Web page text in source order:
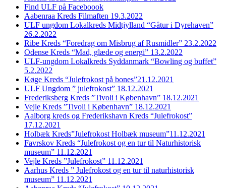
Find ULF på Faceboook
Aabenraa Kreds Filmaften 19.3.2022
ULF ungdom Lokalkreds Midtjylland “Gåtur i Dyrehaven”
26.2.2022
Ribe Kreds “Foredrag om Misbrug af Rusmidler” 23.2.2022
Odense Kreds “Mad, glæde og energi” 13.2.2022
ULF-ungdom Lokalkreds Syddanmark “Bowling og buffet”
5.2.2022
Køge Kreds “Julefrokost på bones”21.12.2021
ULF Ungdom ” julefrokost” 18.12.2021
Frederiksberg Kreds ”Tivoli i København” 18.12.2021
Vejle Kreds ”Tivoli i København” 18.12.2021
Aalborg kreds og Frederikshavn Kreds “Julefrokost”
17.12.2021
Holbæk Kreds”Julefrokost Holbæk museum”11.12.2021
Favrskov Kreds “Julefrokost og en tur til Naturhistorisk
museum” 11.12.2021
Vejle Kreds ”Julefrokost” 11.12.2021
Aarhus Kreds ” Julefrokost og en tur til naturhistorisk
museum” 11.12.2021